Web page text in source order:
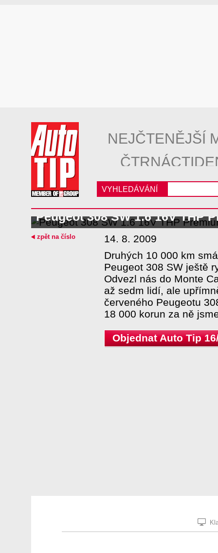
NEJČTENĚJŠÍ
VYHLEDÁVÁNÍ
Peugeot 308 SW 1.6 16V THP
14. 8. 2009
Druhých 10 000 km
Peugeot 308 SW ještě
Odvezl nás do Monte
až sedm lidí, ale
červeného Peugeotu
18 000 korun za ně
Objednat Auto Tip
zpět na číslo